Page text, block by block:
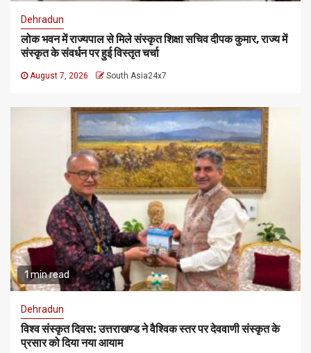
Dehradun
लोक भवन में राज्यपाल से मिले संस्कृत शिक्षा सचिव दीपक कुमार, राज्य में
संस्कृत के संवर्धन पर हुई विस्तृत चर्चा
August 7, 2026 South Asia24x7
1 min read
Dehradun
विश्व संस्कृत दिवस: उत्तराखण्ड ने वैश्विक स्तर पर देववाणी संस्कृत के
प्रसार को दिया नया आयाम